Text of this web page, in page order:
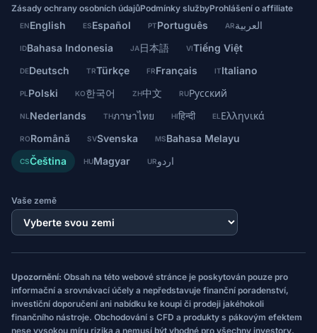
Zásady ochrany osobních údajůPodmínky službyProhlášení o affiliate
ENEnglish ESEspañol PTPortuguês ARالعربية
IDBahasa Indonesia JA日本語 VITiếng Việt
DEDeutsch TRTürkçe FRFrançais ITItaliano
PL Polski KO한국어 ZH中文 RUРусский
NL Nederlands THภาษาไทย HIहिन्दी EL Ελληνικά
RORomână SVSvenska MSBahasa Melayu
CSČeština HUMagyar URاردو
Vaše země
Upozornění: Obsah na této webové stránce je poskytován pouze pro
informační a srovnávací účely a nepředstavuje finanční poradenství,
investiční doporučení ani nabídku ke koupi či prodeji jakéhokoli
finančního nástroje. Obchodování s CFD a produkty s pákovým efektem
nese vysokou míru rizika a nemusí být vhodné pro všechny investory,